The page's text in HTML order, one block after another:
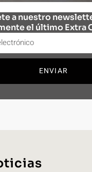
a nuestro
el último Extra
ENVIAR